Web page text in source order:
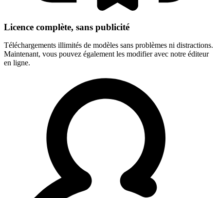
Licence complète, sans publicité
Téléchargements illimités de modèles sans problèmes ni distractions.
Maintenant, vous pouvez également les modifier avec notre éditeur
en ligne.